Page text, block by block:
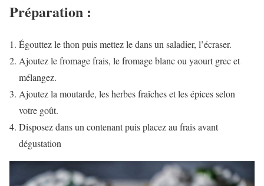
Préparation :
Égouttez le thon puis mettez le dans un saladier, l’écraser.
Ajoutez le fromage frais, le fromage blanc ou yaourt grec et
mélangez.
Ajoutez la moutarde, les herbes fraîches et les épices selon
votre goût.
Disposez dans un contenant puis placez au frais avant
dégustation